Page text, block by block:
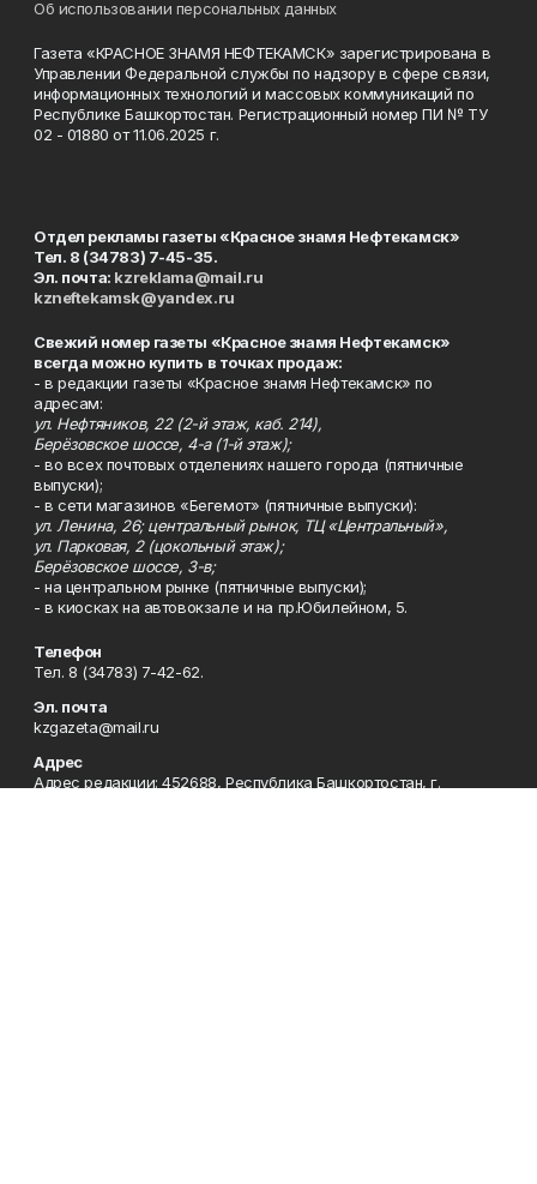
Об использовании персональных данных
Газета «КРАСНОЕ ЗНАМЯ НЕФТЕКАМСК» зарегистрирована в
Управлении Федеральной службы по надзору в сфере связи,
информационных технологий и массовых коммуникаций по
Республике Башкортостан. Регистрационный номер ПИ № ТУ
02 - 01880 от 11.06.2025 г.
Отдел рекламы газеты «Красное знамя Нефтекамск»
Тел. 8 (34783) 7-45-35.
Эл. почта: kzreklama@mail.ru
kzneftekamsk@yandex.ru
Свежий номер газеты «Красное знамя Нефтекамск»
всегда можно купить в точках продаж:
- в редакции газеты «Красное знамя Нефтекамск» по
адресам:
ул. Нефтяников, 22 (2-й этаж, каб. 214),
Берёзовское шоссе, 4-а (1-й этаж);
- во всех почтовых отделениях нашего города (пятничные
выпуски);
- в сети магазинов «Бегемот» (пятничные выпуски):
ул. Ленина, 26; центральный рынок, ТЦ «Центральный»,
ул. Парковая, 2 (цокольный этаж);
Берёзовское шоссе, 3-в;
- на центральном рынке (пятничные выпуски);
- в киосках на автовокзале и на пр.Юбилейном, 5.
Телефон
Тел. 8 (34783) 7-42-62.
Эл. почта
kzgazeta@mail.ru
Адрес
Адрес редакции: 452688, Республика Башкортостан, г.